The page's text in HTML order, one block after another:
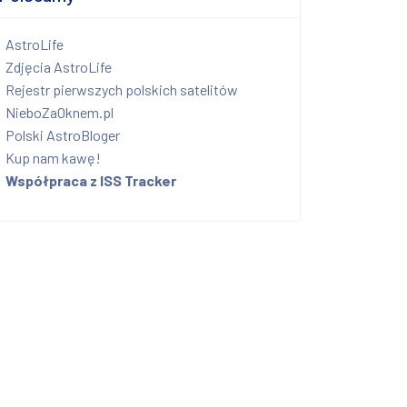
AstroLife
Zdjęcia AstroLife
Rejestr pierwszych polskich satelitów
NieboZaOknem.pl
Polski AstroBloger
Kup nam kawę!
Współpraca z ISS Tracker